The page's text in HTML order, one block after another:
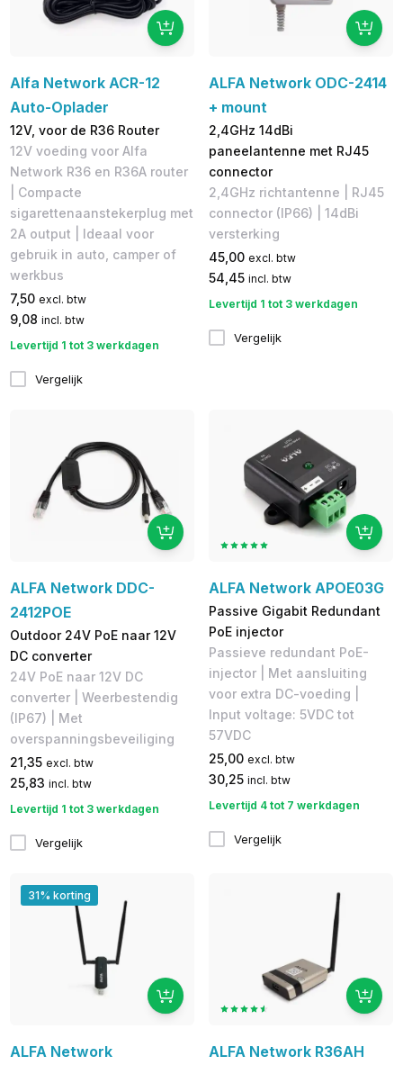
Alfa Network ACR-12
Auto-Oplader
12V, voor de R36 Router
12V voeding voor Alfa
Network R36 en R36A router
| Compacte
sigarettenaanstekerplug met
2A output | Ideaal voor
gebruik in auto, camper of
werkbus
7,50 excl. btw
9,08 incl. btw
Levertijd 1 tot 3 werkdagen
Vergelijk
ALFA Network ODC-2414
+ mount
2,4GHz 14dBi
paneelantenne met RJ45
connector
2,4GHz richtantenne | RJ45
connector (IP66) | 14dBi
versterking
45,00 excl. btw
54,45 incl. btw
Levertijd 1 tot 3 werkdagen
Vergelijk
ALFA Network DDC-
2412POE
Outdoor 24V PoE naar 12V
DC converter
24V PoE naar 12V DC
converter | Weerbestendig
(IP67) | Met
overspanningsbeveiliging
21,35 excl. btw
25,83 incl. btw
Levertijd 1 tot 3 werkdagen
Vergelijk
ALFA Network APOE03G
Passive Gigabit Redundant
PoE injector
Passieve redundant PoE-
injector | Met aansluiting
voor extra DC-voeding |
Input voltage: 5VDC tot
57VDC
25,00 excl. btw
30,25 incl. btw
Levertijd 4 tot 7 werkdagen
Vergelijk
31% korting
ALFA Network
ALFA Network R36AH